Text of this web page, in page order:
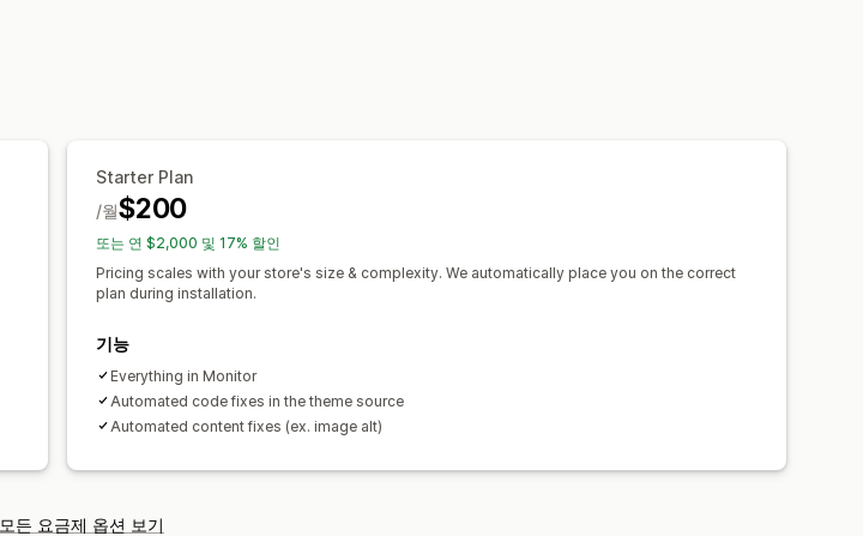
Starter Plan
$200
/월
또는 연 $2,000 및 17% 할인
Pricing scales with your store's size & complexity. We automatically place you on the correct
plan during installation.
기능
Everything in Monitor
Automated code fixes in the theme source
Automated content fixes (ex. image alt)
모든 요금제 옵션 보기